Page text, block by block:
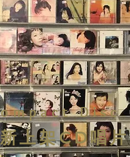
Disc
上架CD唱片